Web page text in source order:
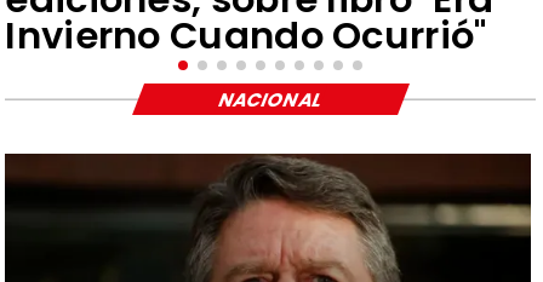
Invierno Cuando Ocurrió"
NACIONAL